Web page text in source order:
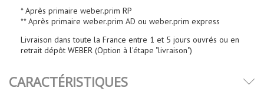
* Après primaire weber.prim RP
** Après primaire weber.prim AD ou weber.prim express
Livraison dans toute la France entre 1 et 5 jours ouvrés ou en
retrait dépôt WEBER (Option à l'étape "livraison")
CARACTÉRISTIQUES